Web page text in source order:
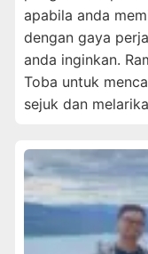
apabila anda
dengan gaya
anda inginkan.
Toba untuk
sejuk dan